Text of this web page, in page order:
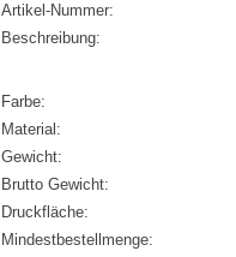
Artikel-Nummer:
Beschreibung:
Farbe:
Material:
Gewicht:
Brutto Gewicht:
Druckfläche:
Mindestbestellmenge: